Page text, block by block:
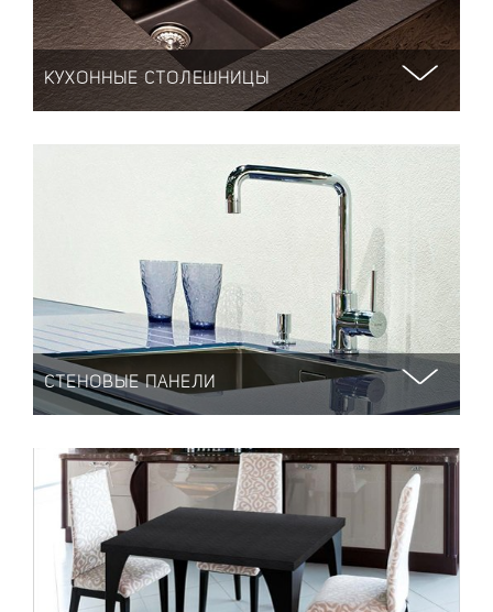
КУХОННЫЕ СТОЛЕШНИЦЫ
СТЕНОВЫЕ ПАНЕЛИ